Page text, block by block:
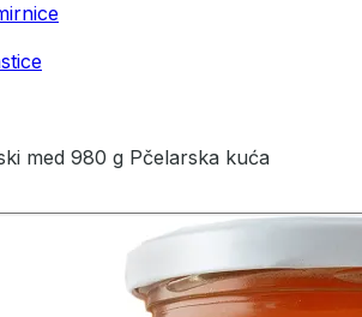
med 980 g Pčelarska kuća